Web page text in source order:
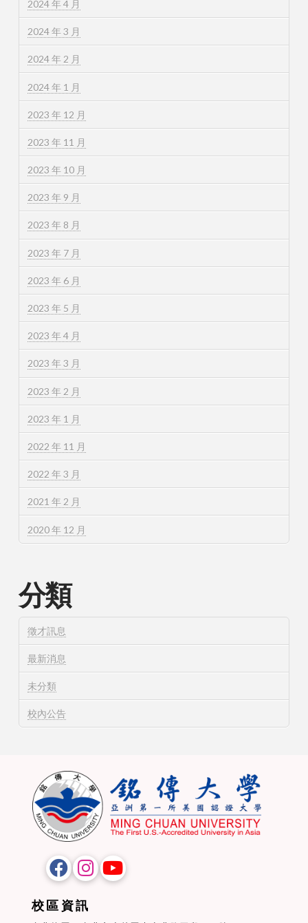
2024 年 4 月
2024 年 3 月
2024 年 2 月
2024 年 1 月
2023 年 12 月
2023 年 11 月
2023 年 10 月
2023 年 9 月
2023 年 8 月
2023 年 7 月
2023 年 6 月
2023 年 5 月
2023 年 4 月
2023 年 3 月
2023 年 2 月
2023 年 1 月
2022 年 11 月
2022 年 3 月
2021 年 2 月
2020 年 12 月
分類
徵才訊息
最新消息
未分類
校內公告
校區資訊